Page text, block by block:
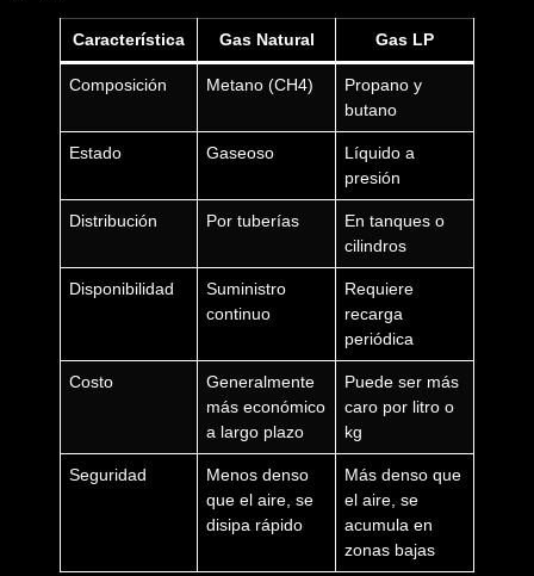
Característica Gas Natural Gas LP
Composición Metano (CH4)
Propano y
butano
Estado Gaseoso
Líquido a
presión
Distribución Por tuberías
En tanques o
cilindros
Disponibilidad
Suministro
continuo
Requiere
recarga
periódica
Costo
Generalmente
más económico
a largo plazo
Puede ser más
caro por litro o
kg
Seguridad
Menos denso
que el aire, se
disipa rápido
Más denso que
el aire, se
acumula en
zonas bajas